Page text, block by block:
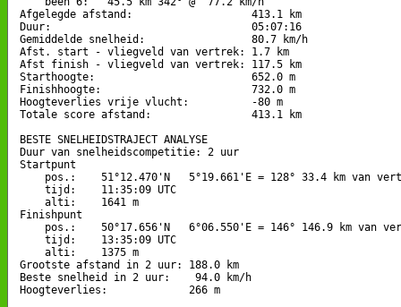
Afgelegde afstand:                   413.1 km
Duur:                                05:07:16
Gemiddelde snelheid:                 80.7 km/h
Afst. start - vliegveld van vertrek: 1.7 km
Afst finish - vliegveld van vertrek: 117.5 km
Starthoogte:                         652.0 m
Finishhoogte:                        732.0 m
Hoogteverlies vrije vlucht:          -80 m
Totale score afstand:                413.1 km
BESTE SNELHEIDSTRAJECT ANALYSE
Duur van snelheidscompetitie: 2 uur
Startpunt
pos.:    51°12.470'N   5°19.661'E = 128° 33.4 km van
    tijd:    11:35:09 UTC
    alti:    1641 m
Finishpunt
pos.:    50°17.656'N   6°06.550'E = 146° 146.9 km van
    tijd:    13:35:09 UTC
    alti:    1375 m
Grootste afstand in 2 uur: 188.0 km
Beste snelheid in 2 uur:    94.0 km/h
Hoogteverlies:             266 m